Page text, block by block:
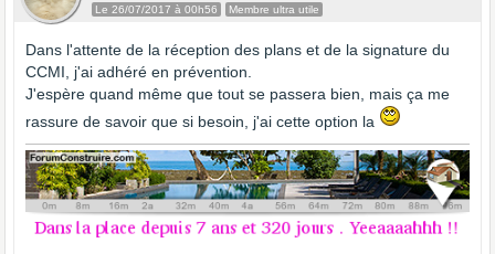
Le 26/07/2017 à 00h56 Membre ultra utile
Dans l'attente de la réception des plans et de la signature du
CCMI, j'ai adhéré en prévention.
J'espère quand même que tout se passera bien, mais ça me
rassure de savoir que si besoin, j'ai cette option la